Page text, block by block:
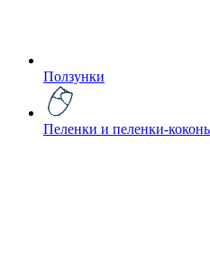
Ползунки
Пеленки и пеленки-